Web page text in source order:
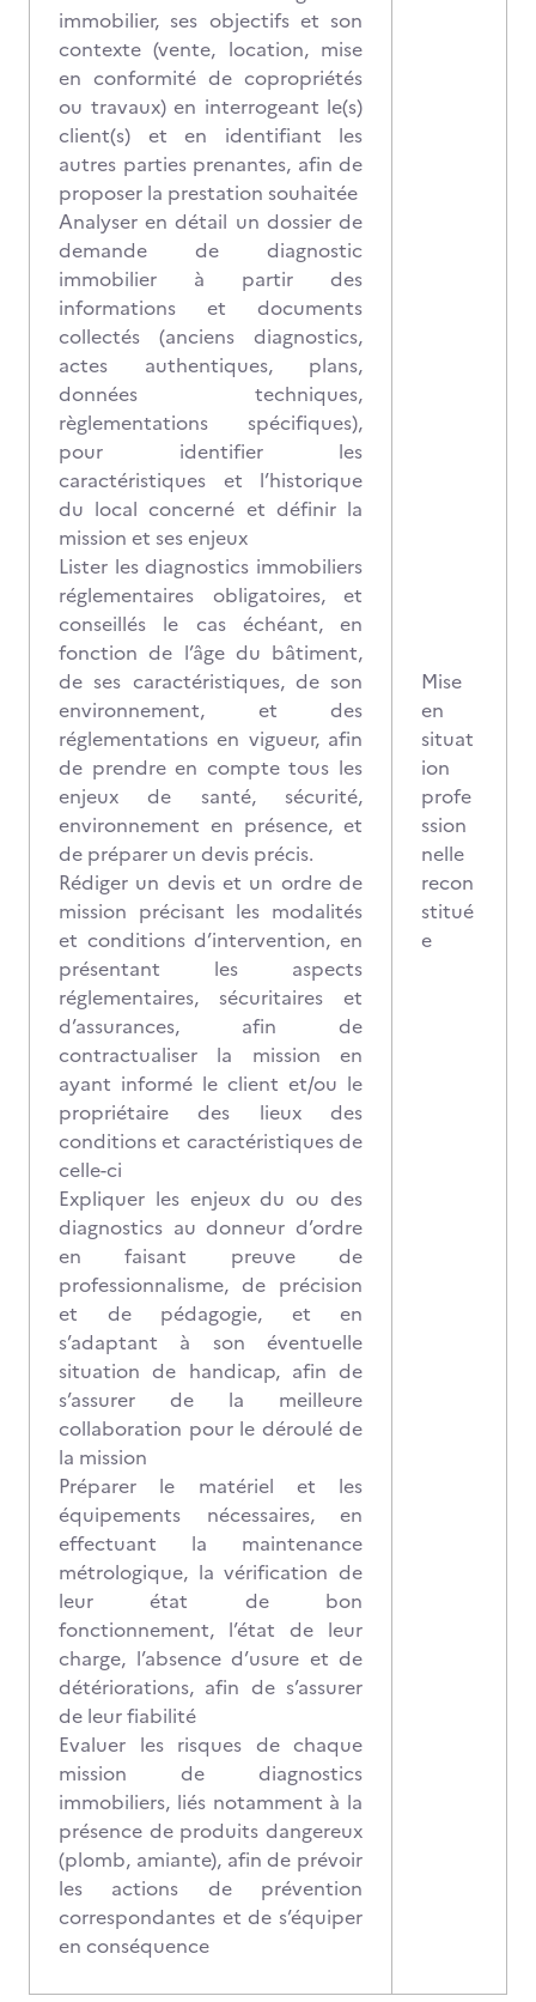
immobilier, ses objectifs et son
contexte (vente, location, mise
en conformité de copropriétés
ou travaux) en interrogeant le(s)
client(s) et en identifiant les
autres parties prenantes, afin de
proposer la prestation souhaitée
Analyser en détail un dossier de
demande de diagnostic
immobilier à partir des
informations et documents
collectés (anciens diagnostics,
actes authentiques, plans,
données techniques,
règlementations spécifiques),
pour identifier les
caractéristiques et l’historique
du local concerné et définir la
mission et ses enjeux
Lister les diagnostics immobiliers
réglementaires obligatoires, et
conseillés le cas échéant, en
fonction de l’âge du bâtiment,
de ses caractéristiques, de son
environnement, et des
réglementations en vigueur, afin
de prendre en compte tous les
enjeux de santé, sécurité,
environnement en présence, et
de préparer un devis précis.
Rédiger un devis et un ordre de
mission précisant les modalités
et conditions d’intervention, en
présentant les aspects
réglementaires, sécuritaires et
d’assurances, afin de
contractualiser la mission en
ayant informé le client et/ou le
propriétaire des lieux des
conditions et caractéristiques de
celle-ci
Expliquer les enjeux du ou des
diagnostics au donneur d’ordre
en faisant preuve de
professionnalisme, de précision
et de pédagogie, et en
s’adaptant à son éventuelle
situation de handicap, afin de
s’assurer de la meilleure
collaboration pour le déroulé de
la mission
Préparer le matériel et les
équipements nécessaires, en
effectuant la maintenance
métrologique, la vérification de
leur état de bon
fonctionnement, l’état de leur
charge, l’absence d’usure et de
détériorations, afin de s’assurer
de leur fiabilité
Evaluer les risques de chaque
mission de diagnostics
immobiliers, liés notamment à la
présence de produits dangereux
(plomb, amiante), afin de prévoir
les actions de prévention
correspondantes et de s’équiper
en conséquence
Mise
en
situat
ion
profe
ssion
nelle
recon
stitué
e